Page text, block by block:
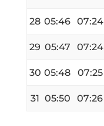
28 05:46 07:24
29 05:47 07:24
30 05:48 07:25
31 05:50 07:26